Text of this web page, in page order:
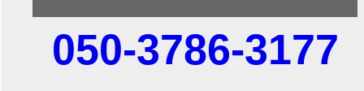
050-3786-3177